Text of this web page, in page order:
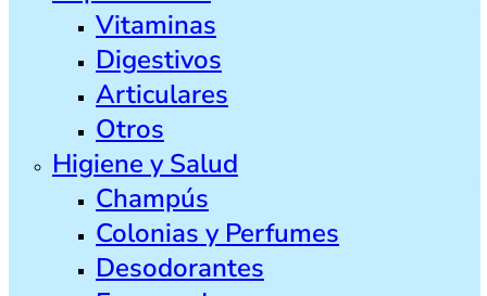
Vitaminas
Digestivos
Articulares
Otros
Higiene y Salud
Champús
Colonias y Perfumes
Desodorantes